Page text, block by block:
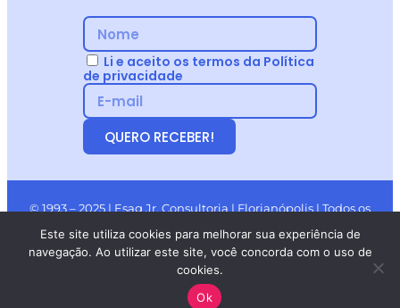
Li e aceito os termos da Política
de privacidade
QUERO RECEBER!
© 1993 – 2025 | Esag Jr. Consultoria | Florianópolis | Todos os
Este site utiliza cookies para melhorar sua experiência de
navegação. Ao utilizar este site, você concorda com o uso de
cookies.
Ok